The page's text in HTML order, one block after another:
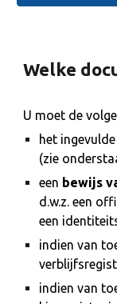
Welke
U moet de
het ingevulde
(zie
een bewijs
d.w.z. een
een
indien van
indien van